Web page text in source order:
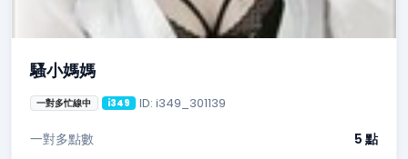
騷小媽媽
一對多忙線中 i349 ID: i349_301139
一對多點數 5 點